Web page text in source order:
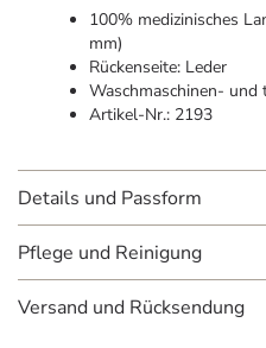
100% medizinisches
mm)
Rückenseite: Leder
Waschmaschinen- und
Artikel-Nr.: 2193
Details und Passform
Pflege und Reinigung
Versand und Rücksendung